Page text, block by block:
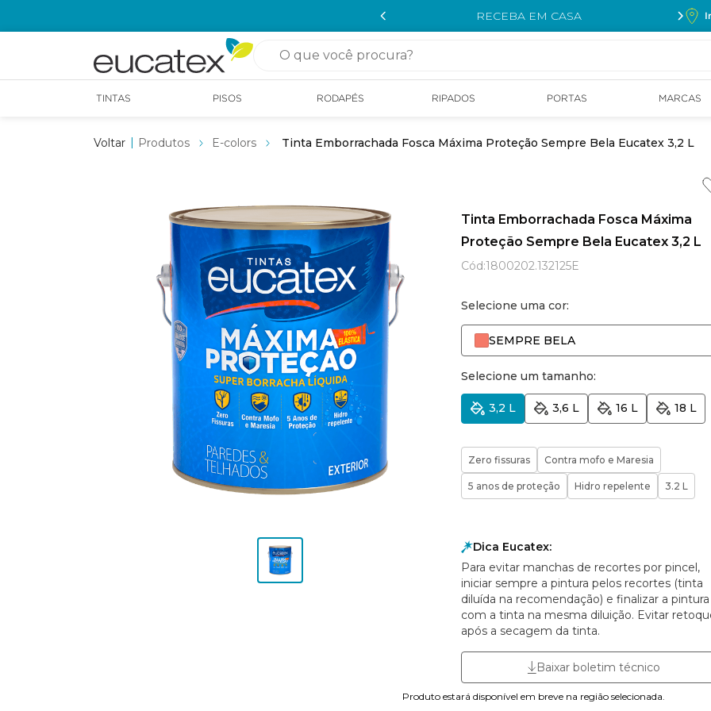
RECEBA EM CASA
O que você procura?
TINTAS PISOS RODAPÉS RIPADOS PORTAS MARCAS
Produtos E-colors Tinta Emborrachada Fosca Máxima Proteção Sempre Bela Eucatex 3,2 L
Tinta Emborrachada Fosca Máxima
Proteção Sempre Bela Eucatex 3,2 L
Cód:1800202.132125E
Selecione uma cor:
SEMPRE BELA
Selecione um tamanho:
3,2 L 3,6 L 16 L 18 L
Zero fissuras Contra mofo e Maresia
5 anos de proteção Hidro repelente 3.2 L
Dica Eucatex:
Para evitar manchas de recortes por pincel,
iniciar sempre a pintura pelos recortes (tinta
diluída na recomendação) e finalizar a pintura
com a tinta na mesma diluição. Evitar
após a secagem da tinta.
Baixar boletim técnico
Produto estará disponível em breve na região selecionada.